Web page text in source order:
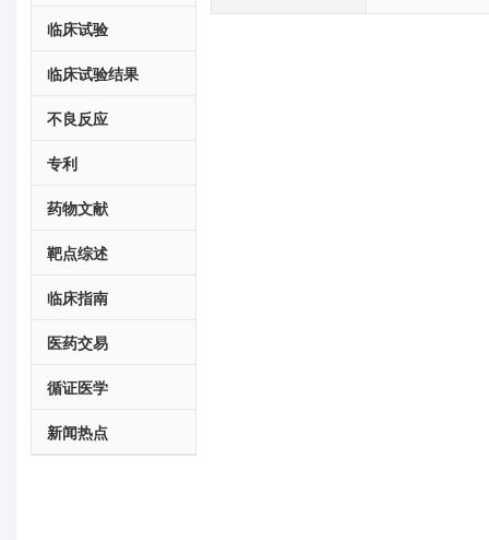
临床试验
临床试验结果
不良反应
专利
药物文献
靶点综述
临床指南
医药交易
循证医学
新闻热点